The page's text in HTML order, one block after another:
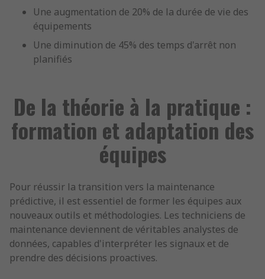
Une augmentation de 20% de la durée de vie des
équipements
Une diminution de 45% des temps d'arrêt non
planifiés
De la théorie à la pratique :
formation et adaptation des
équipes
Pour réussir la transition vers la maintenance
prédictive, il est essentiel de former les équipes aux
nouveaux outils et méthodologies. Les techniciens de
maintenance deviennent de véritables analystes de
données, capables d'interpréter les signaux et de
prendre des décisions proactives.